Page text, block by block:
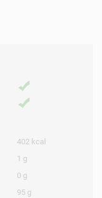
402 kcal
1 g
0 g
95 g